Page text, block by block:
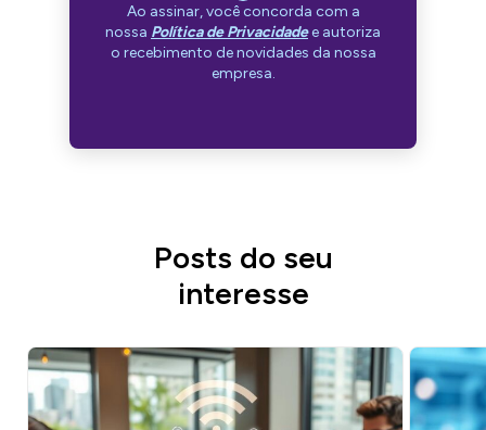
Ao assinar, você concorda com a
nossa Política de Privacidadee autoriza
o recebimento de novidades da nossa
empresa.
Posts do seu
interesse